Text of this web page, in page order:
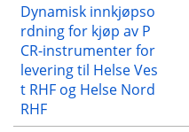
Dynamisk innkjøpso
rdning for kjøp av P
CR-instrumenter for
levering til Helse Ves
t RHF og Helse Nord
RHF